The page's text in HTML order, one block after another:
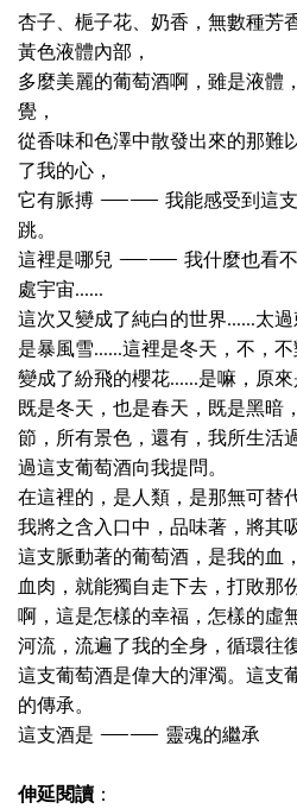
杏子、梔子花、奶香，無數種芳
黃色液體內部，
多麼美麗的葡萄酒啊，雖是液體
覺，
從香味和色澤中散發出來的那難
了我的心，
它有脈搏 —— 我能感受到這支
跳。
這裡是哪兒 —— 我什麼也看不
處宇宙......
這次又變成了純白的世界......太過
是暴風雪......這裡是冬天，不，不
變成了紛飛的櫻花......是嘛，原來
既是冬天，也是春天，既是黑暗
節，所有景色，還有，我所生活
過這支葡萄酒向我提問。
在這裡的，是人類，是那無可替
我將之含入口中，品味著，將其
這支脈動著的葡萄酒，是我的血
血肉，就能獨自走下去，打敗那
啊，這是怎樣的幸福，怎樣的虛
河流，流遍了我的全身，循環往復
這支葡萄酒是偉大的渾濁。這支
的傳承。
這支酒是 —— 靈魂的繼承
伸延閱讀 ：